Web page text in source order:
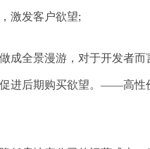
激发客户欲望;
成全景漫游，对于开发者
进后期购买欲望。——高性